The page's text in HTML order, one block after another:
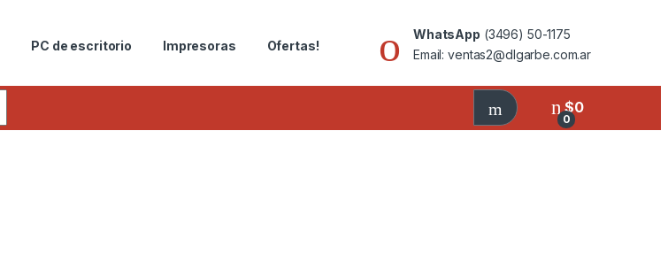
PC de escritorio Impresoras Ofertas!
WhatsApp (3496) 50-1175
Email: ventas2@dlgarbe.com.ar
0
$0